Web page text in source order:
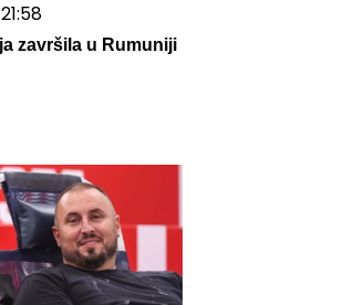
završila u Rumuniji